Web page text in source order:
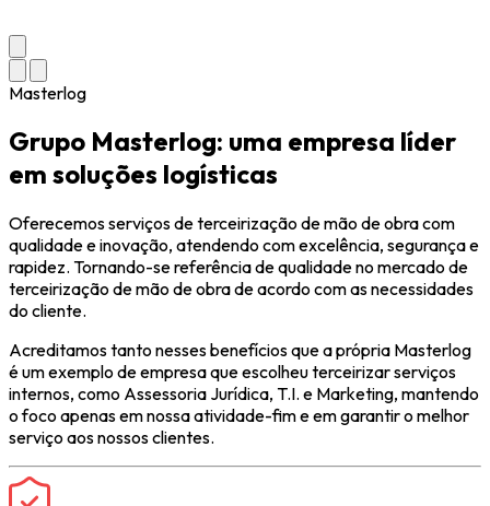
Masterlog
Grupo Masterlog: uma empresa líder
em soluções logísticas
Oferecemos serviços de terceirização de mão de obra com
qualidade e inovação, atendendo com excelência, segurança e
rapidez. Tornando-se referência de qualidade no mercado de
terceirização de mão de obra de acordo com as necessidades
do cliente.
Acreditamos tanto nesses benefícios que a própria Masterlog
é um exemplo de empresa que escolheu terceirizar serviços
internos, como Assessoria Jurídica, T.I. e Marketing, mantendo
o foco apenas em nossa atividade-fim e em garantir o melhor
serviço aos nossos clientes.